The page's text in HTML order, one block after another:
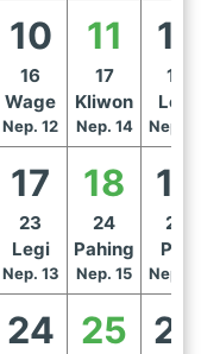
10
16
Wage
Nep. 12
11
17
Kliwon
Nep. 14
12
18
Legi
Nep.
17
23
Legi
Nep. 13
18
24
Pahing
Nep. 15
19
25
Pon
Nep.
24 25 26